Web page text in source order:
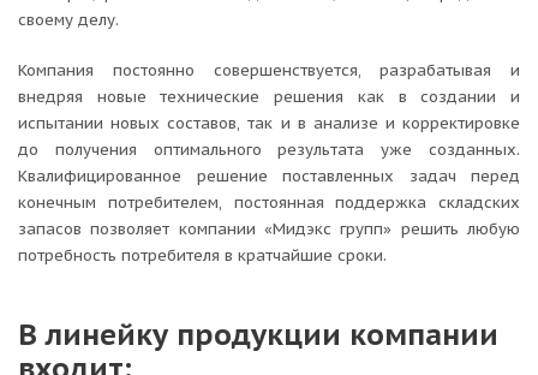
своему делу.
Компания постоянно совершенствуется, разрабатывая и
внедряя новые технические решения как в создании и
испытании новых составов, так и в анализе и корректировке
до получения оптимального результата уже созданных.
Квалифицированное решение поставленных задач перед
конечным потребителем, постоянная поддержка складских
запасов позволяет компании «Мидэкс групп» решить любую
потребность потребителя в кратчайшие сроки.
В линейку продукции компании